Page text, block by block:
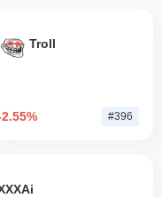
Troll
#396